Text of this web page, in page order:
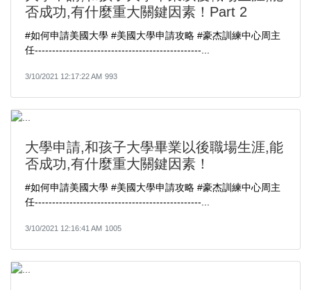
否成功,有什麼重大關鍵因素！Part 2
#如何申請美國大學​​ #美國大學申請攻略​​ #豪杰訓練中心周主
任​​------------------------------------------------...
3/10/2021 12:17:22 AM 993
大學申請,和孩子大學畢業以後職場生涯,能
否成功,有什麼重大關鍵因素！
#如何申請美國大學​​ #美國大學申請攻略​​ #豪杰訓練中心周主
任​​------------------------------------------------...
3/10/2021 12:16:41 AM 1005